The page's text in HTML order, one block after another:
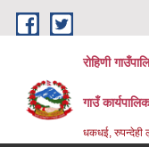
Skip to main content
रोहिणी
गाउँ
धकधई, रुपन्देही